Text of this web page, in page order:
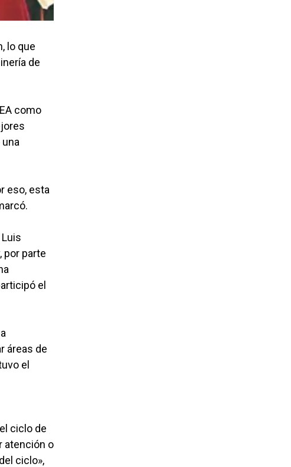
lo que
de
como
eso, esta
por parte
el
áreas de
el
ciclo de
atención o
ciclo»,